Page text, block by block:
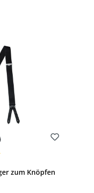
Preis:
zum Knöpfen